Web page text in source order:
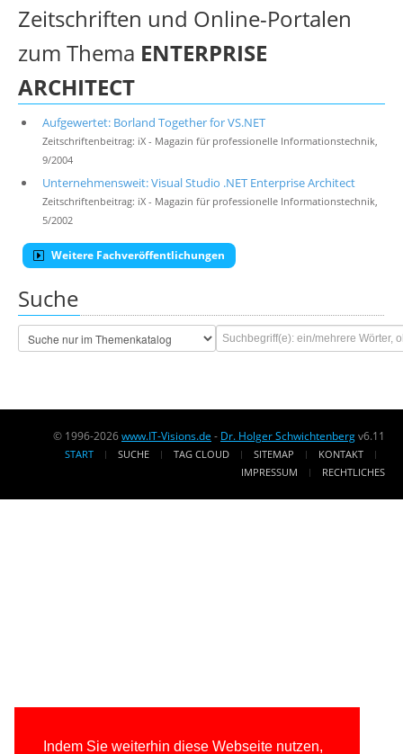
Indem Sie weiterhin diese Webseite nutzen,
Zeitschriften und Online-Portalen
zum Thema ENTERPRISE
ARCHITECT
Aufgewertet: Borland Together for VS.NET
Zeitschriftenbeitrag: iX - Magazin für professionelle Informationstechnik,
9/2004
Unternehmensweit: Visual Studio .NET Enterprise Architect
Zeitschriftenbeitrag: iX - Magazin für professionelle Informationstechnik,
5/2002
Weitere Fachveröffentlichungen
Suche
© 1996-2026www.IT-Visions.de - Dr. Holger Schwichtenbergv6.11
START SUCHE TAG CLOUD SITEMAP
KONTAKT
IMPRESSUM
RECHTLICHES